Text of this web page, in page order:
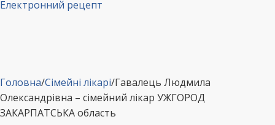
Електронний рецепт
Головна/Сімейні лікарі/Гавалець Людмила
Олександрівна – сімейний лікар УЖГОРОД
ЗАКАРПАТСЬКА область